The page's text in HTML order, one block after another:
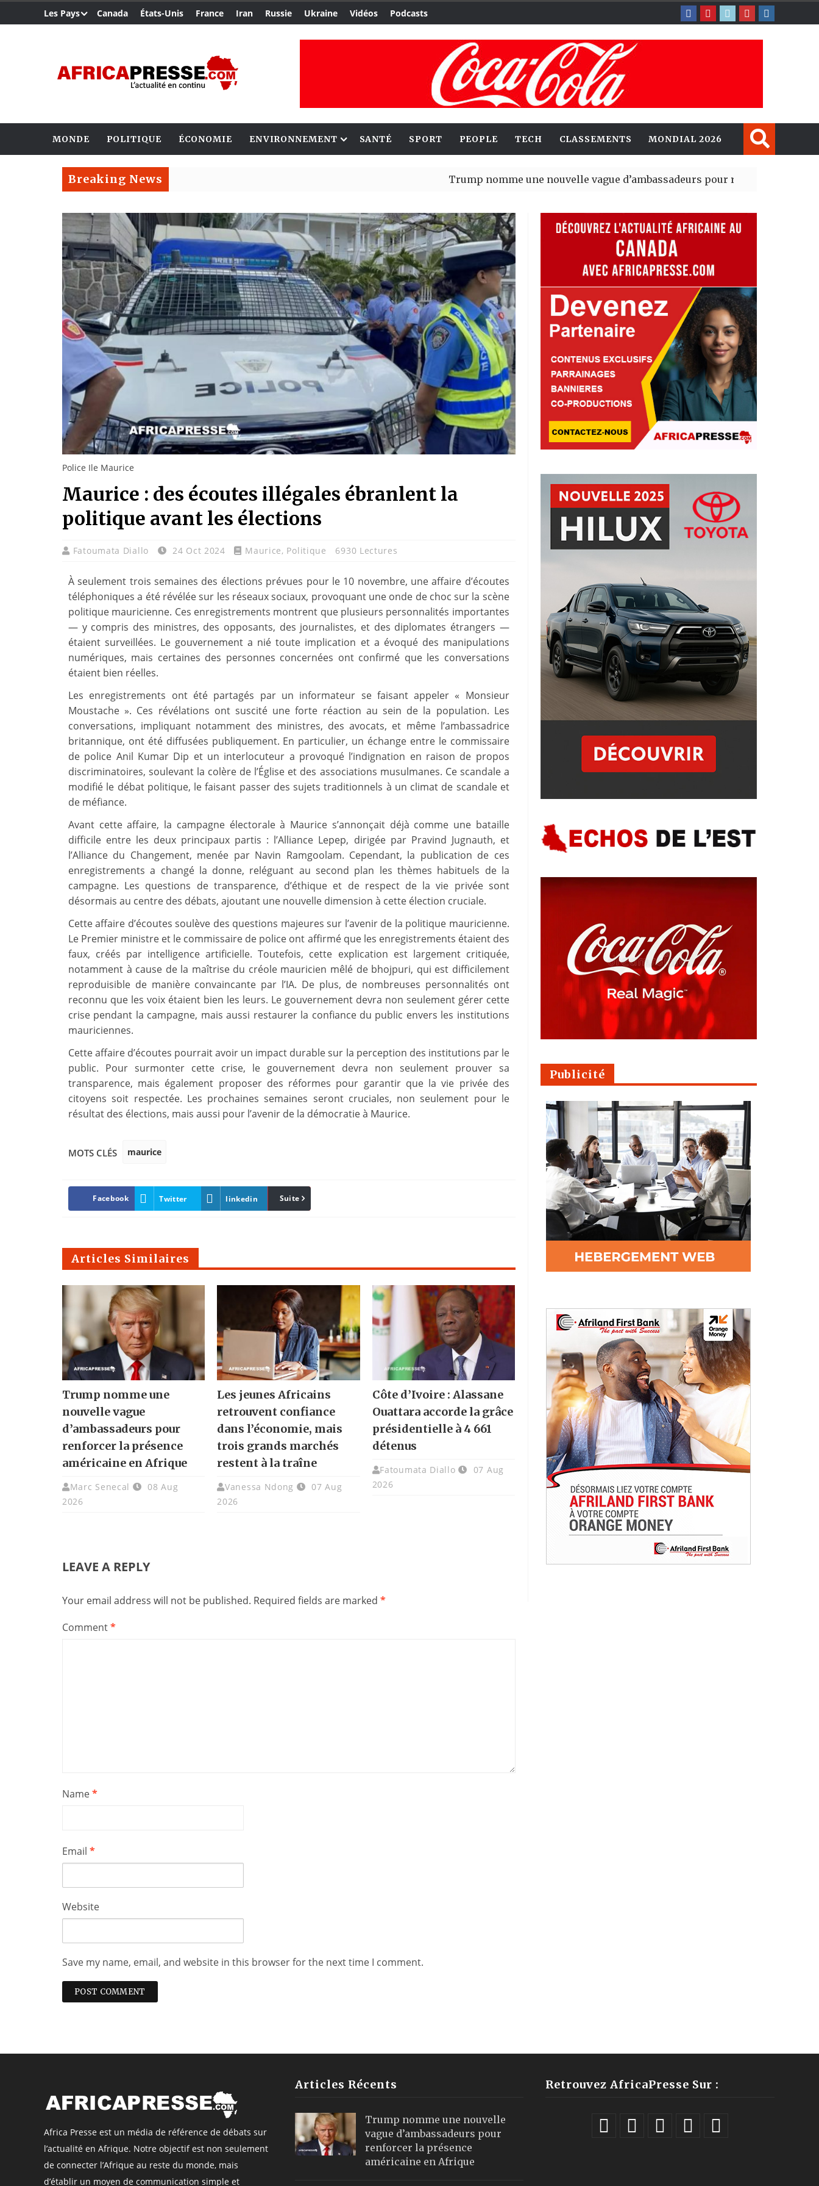
Les Pays Canada États-Unis France Iran Russie Ukraine Vidéos Podcasts
MONDE POLITIQUE ÉCONOMIE ENVIRONNEMENT SANTÉ SPORT PEOPLE TECH CLASSEMENTS MONDIAL 2026
Breaking News Trump nomme une nouvelle vague d’ambassadeurs pour renforcer la présence
Police Ile Maurice
Maurice : des écoutes illégales ébranlent la
politique avant les élections
Fatoumata Diallo 24 Oct 2024 Maurice, Politique 6930 Lectures
À seulement trois semaines des élections prévues pour le 10 novembre, une affaire d’écoutes
téléphoniques a été révélée sur les réseaux sociaux, provoquant une onde de choc sur la scène
politique mauricienne. Ces enregistrements montrent que plusieurs personnalités importantes
— y compris des ministres, des opposants, des journalistes, et des diplomates étrangers —
étaient surveillées. Le gouvernement a nié toute implication et a évoqué des manipulations
numériques, mais certaines des personnes concernées ont confirmé que les conversations
étaient bien réelles.
Les enregistrements ont été partagés par un informateur se faisant appeler « Monsieur
Moustache ». Ces révélations ont suscité une forte réaction au sein de la population. Les
conversations, impliquant notamment des ministres, des avocats, et même l’ambassadrice
britannique, ont été diffusées publiquement. En particulier, un échange entre le commissaire
de police Anil Kumar Dip et un interlocuteur a provoqué l’indignation en raison de propos
discriminatoires, soulevant la colère de l’Église et des associations musulmanes. Ce scandale a
modifié le débat politique, le faisant passer des sujets traditionnels à un climat de scandale et
de méfiance.
Avant cette affaire, la campagne électorale à Maurice s’annonçait déjà comme une bataille
difficile entre les deux principaux partis : l’Alliance Lepep, dirigée par Pravind Jugnauth, et
l’Alliance du Changement, menée par Navin Ramgoolam. Cependant, la publication de ces
enregistrements a changé la donne, reléguant au second plan les thèmes habituels de la
campagne. Les questions de transparence, d’éthique et de respect de la vie privée sont
désormais au centre des débats, ajoutant une nouvelle dimension à cette élection cruciale.
Cette affaire d’écoutes soulève des questions majeures sur l’avenir de la politique mauricienne.
Le Premier ministre et le commissaire de police ont affirmé que les enregistrements étaient des
faux, créés par intelligence artificielle. Toutefois, cette explication est largement critiquée,
notamment à cause de la maîtrise du créole mauricien mêlé de bhojpuri, qui est difficilement
reproduisible de manière convaincante par l’IA. De plus, de nombreuses personnalités ont
reconnu que les voix étaient bien les leurs. Le gouvernement devra non seulement gérer cette
crise pendant la campagne, mais aussi restaurer la confiance du public envers les institutions
mauriciennes.
Cette affaire d’écoutes pourrait avoir un impact durable sur la perception des institutions par le
public. Pour surmonter cette crise, le gouvernement devra non seulement prouver sa
transparence, mais également proposer des réformes pour garantir que la vie privée des
citoyens soit respectée. Les prochaines semaines seront cruciales, non seulement pour le
résultat des élections, mais aussi pour l’avenir de la démocratie à Maurice.
MOTS CLÉS maurice
Facebook Twitter linkedin Pinterest
Suite
Articles Similaires
Trump nomme une
nouvelle vague
d’ambassadeurs pour
renforcer la présence
américaine en Afrique
Marc Senecal
08 Aug
2026
Les jeunes Africains
retrouvent confiance
dans l’économie, mais
trois grands marchés
restent à la traîne
Vanessa Ndong
07 Aug
2026
Côte d’Ivoire : Alassane
Ouattara accorde la grâce
présidentielle à 4 661
détenus
Fatoumata Diallo
07 Aug
2026
LEAVE A REPLY
Your email address will not be published. Required fields are marked *
Comment*
Name*
Email *
Website
Save my name, email, and website in this browser for the next time I comment.
Publicité
Africa Presse est un média de référence de débats sur
l’actualité en Afrique. Notre objectif est non seulement
de connecter l’Afrique au reste du monde, mais
d’établir un moyen de communication simple et
Articles Récents
Trump nomme une nouvelle
vague d’ambassadeurs pour
renforcer la présence
américaine en Afrique
Retrouvez AfricaPresse Sur :